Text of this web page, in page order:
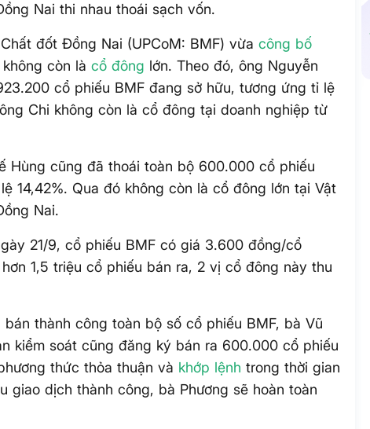
Nai thi nhau thoái sạch vốn.
đốt Đồng Nai (UPCoM: BMF) vừacông bố
không còn làcổ đông lớn. Theo đó, ông Nguyễn
cổ phiếu BMF đang sở hữu, tương ứng tỉ lệ
Chi không còn là cổ đông tại doanh nghiệp từ
Hùng cũng đã thoái toàn bộ 600.000 cổ phiếu
14,42%. Qua đó không còn là cổ đông lớn tại Vật
Nai.
21/9, cổ phiếu BMF có giá 3.600 đồng/cổ
1,5 triệu cổ phiếu bán ra, 2 vị cổ đông này thu
thành công toàn bộ số cổ phiếu BMF, bà Vũ
kiểm soát cũng đăng ký bán ra 600.000 cổ phiếu
thức thỏa thuận và khớp lệnh trong thời gian
giao dịch thành công, bà Phương sẽ hoàn toàn